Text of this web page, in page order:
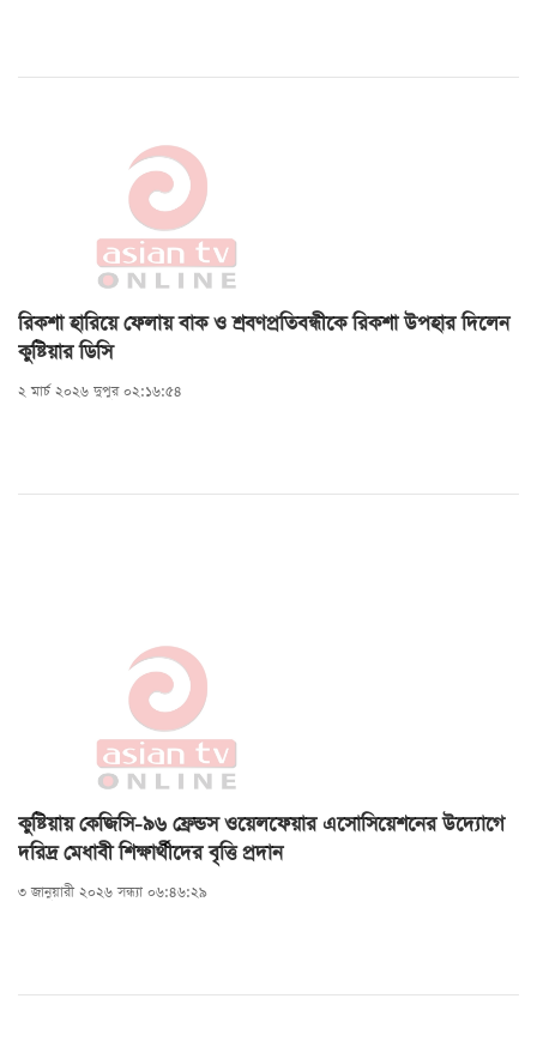
রিকশা হারিয়ে ফেলায় বাক ও শ্রবণপ্রতিবন্ধীকে রিকশা উপহার দিলেন
কুষ্টিয়ার ডিসি
২ মার্চ ২০২৬ দুপুর ০২:১৬:৫৪
কুষ্টিয়ায় কেজিসি-৯৬ ফ্রেন্ডস ওয়েলফেয়ার এসোসিয়েশনের উদ্যোগে
দরিদ্র মেধাবী শিক্ষার্থীদের বৃত্তি প্রদান
৩ জানুয়ারী ২০২৬ সন্ধ্যা ০৬:৪৬:২৯